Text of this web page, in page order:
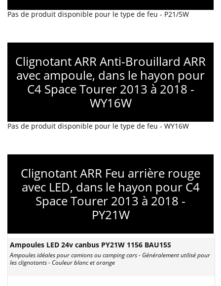
Pas de produit disponible pour le type de feu - P21/5W
Clignotant ARR Anti-Brouillard ARR
avec ampoule, dans le hayon pour
C4 Space Tourer 2013 à 2018 -
WY16W
Pas de produit disponible pour le type de feu - WY16W
Clignotant ARR Feu arrière rouge
avec LED, dans le hayon pour C4
Space Tourer 2013 à 2018 -
PY21W
Ampoules LED 24v canbus PY21W 1156 BAU15S
Ampoules idéales pour camions ou camping cars - Généralement utilisé pour
les clignotants - Couleur blanc et orange